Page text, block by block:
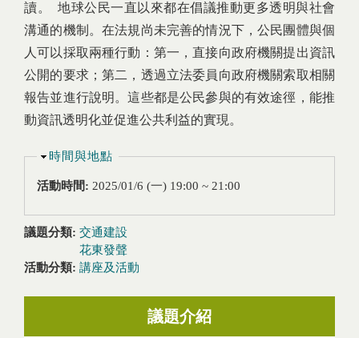
讀。 地球公民一直以來都在倡議推動更多透明與社會
溝通的機制。在法規尚未完善的情況下，公民團體與個
人可以採取兩種行動：第一，直接向政府機關提出資訊
公開的要求；第二，透過立法委員向政府機關索取相關
報告並進行說明。這些都是公民參與的有效途徑，能推
動資訊透明化並促進公共利益的實現。
隱藏
時間與地點
活動時間: 2025/01/6 (一) 19:00 ~ 21:00
議題分類: 交通建設
花東發聲
活動分類: 講座及活動
議題介紹